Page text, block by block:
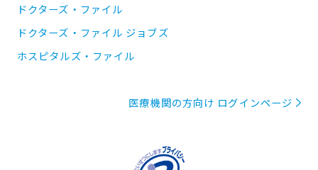
ドクターズ・ファイル
ドクターズ・ファイル ジョブズ
ホスピタルズ・ファイル
医療機関の方向け ログインページ